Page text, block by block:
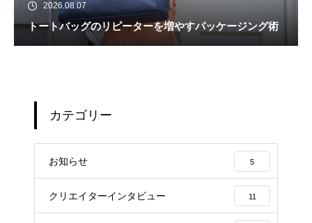
2026.08.07
トートバッグのリピーターを増やすパッケージング術
カテゴリー
お知らせ 5
クリエイターインタビュー 11